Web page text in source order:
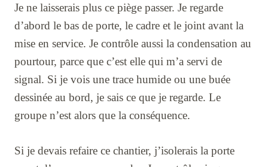
Je ne laisserais plus ce piège passer. Je regarde
d’abord le bas de porte, le cadre et le joint avant la
mise en service. Je contrôle aussi la condensation au
pourtour, parce que c’est elle qui m’a servi de
signal. Si je vois une trace humide ou une buée
dessinée au bord, je sais ce que je regarde. Le
groupe n’est alors que la conséquence.
Si je devais refaire ce chantier, j’isolerais la porte